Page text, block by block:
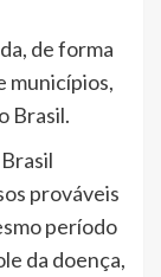
de forma
municípios,
Brasil.
prováveis
período
da doença,